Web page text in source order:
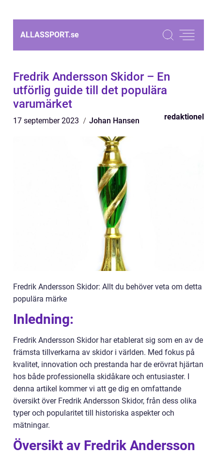
ALLASSPORT.se
Fredrik Andersson Skidor – En
utförlig guide till det populära
varumärket
17 september 2023 Johan Hansen redaktionel
Fredrik Andersson Skidor: Allt du behöver veta om detta
populära märke
Inledning:
Fredrik Andersson Skidor har etablerat sig som en av de
främsta tillverkarna av skidor i världen. Med fokus på
kvalitet, innovation och prestanda har de erövrat hjärtan
hos både professionella skidåkare och entusiaster. I
denna artikel kommer vi att ge dig en omfattande
översikt över Fredrik Andersson Skidor, från dess olika
typer och popularitet till historiska aspekter och
mätningar.
Översikt av Fredrik Andersson